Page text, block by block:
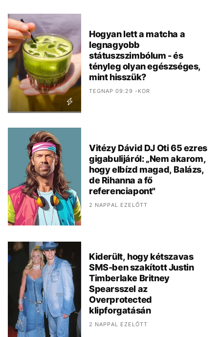
Hogyan lett a matcha a
legnagyobb
státuszszimbólum - és
tényleg olyan egészséges,
mint hisszük?
TEGNAP 09:29 -KOR
Vitézy Dávid DJ Oti 65 ezres
gigabulijáról: „Nem akarom,
hogy elbízd magad, Balázs,
de Rihanna a fő
referenciapont"
2 NAPPAL EZELŐTT
Kiderült, hogy kétszavas
SMS-ben szakított Justin
Timberlake Britney
Spearsszel az
Overprotected
klipforgatásán
2 NAPPAL EZELŐTT